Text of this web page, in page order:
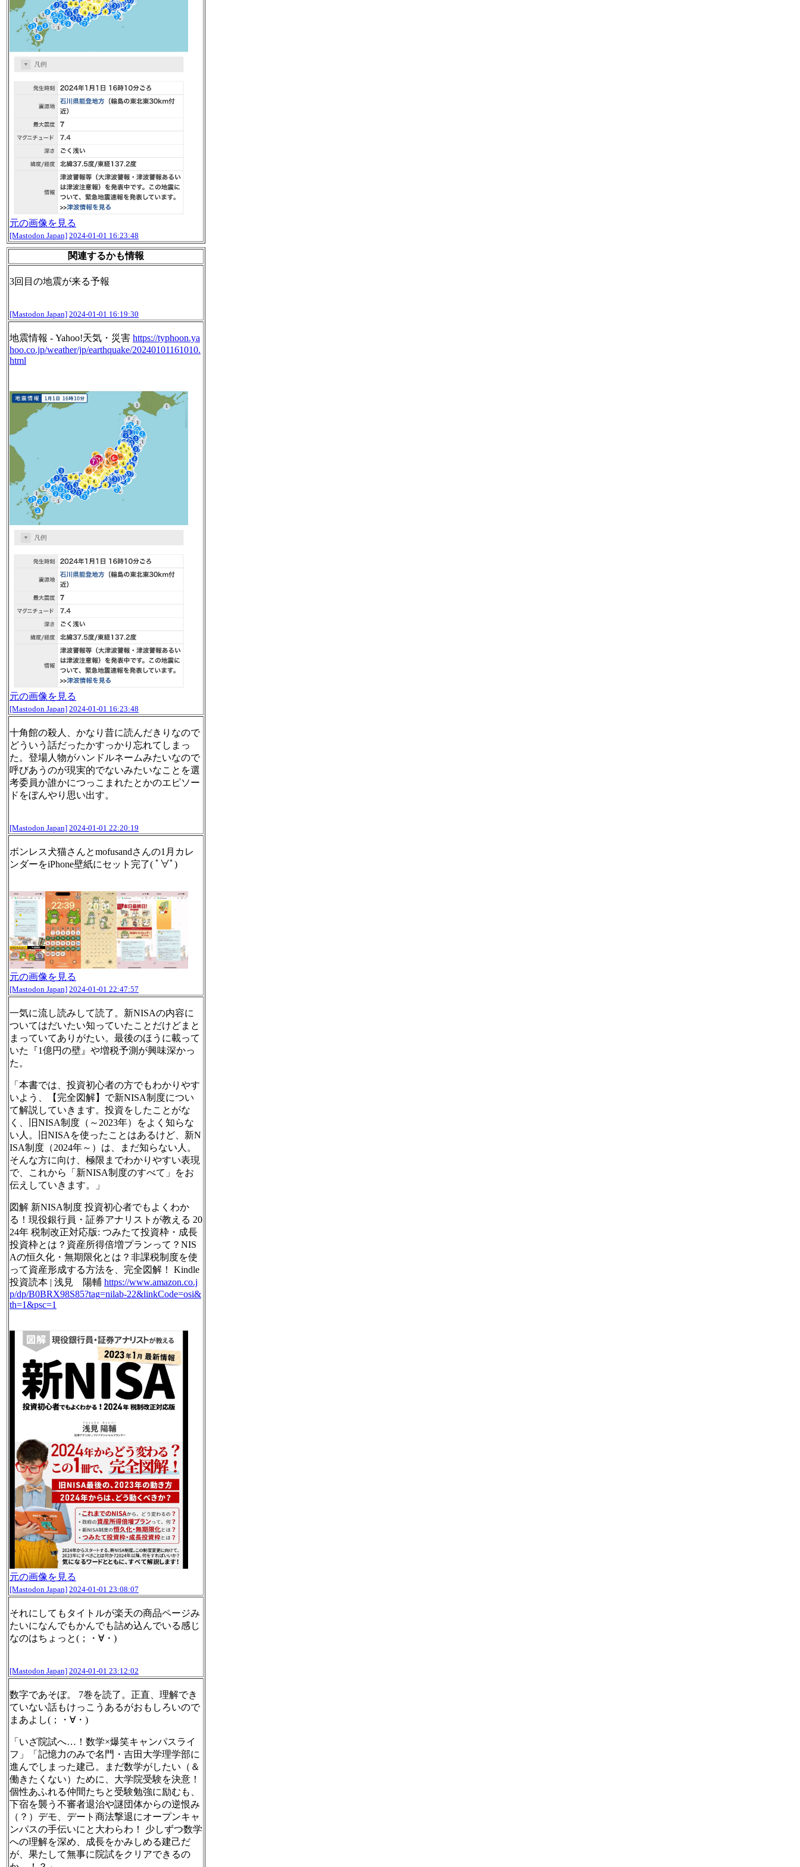
元の画像を見る
[Mastodon Japan] 2024-01-01 16:23:48
関連するかも情報
3回目の地震が来る予報
[Mastodon Japan] 2024-01-01 16:19:30
地震情報 - Yahoo!天気・災害 https://typhoon.ya
hoo.co.jp/weather/jp/earthquake/20240101161010.
html
元の画像を見る
[Mastodon Japan] 2024-01-01 16:23:48
十角館の殺人、かなり昔に読んだきりなので
どういう話だったかすっかり忘れてしまっ
た。登場人物がハンドルネームみたいなので
呼びあうのが現実的でないみたいなことを選
考委員か誰かにつっこまれたとかのエピソー
ドをぼんやり思い出す。
[Mastodon Japan] 2024-01-01 22:20:19
ボンレス犬猫さんとmofusandさんの1月カレ
ンダーをiPhone壁紙にセット完了( ﾟ∀ﾟ)
元の画像を見る
[Mastodon Japan] 2024-01-01 22:47:57
一気に流し読みして読了。新NISAの内容に
ついてはだいたい知っていたことだけどまと
まっていてありがたい。最後のほうに載って
いた『1億円の壁』や増税予測が興味深かっ
た。
「本書では、投資初心者の方でもわかりやす
いよう、【完全図解】で新NISA制度につい
て解説していきます。投資をしたことがな
く、旧NISA制度（～2023年）をよく知らな
い人。旧NISAを使ったことはあるけど、新N
ISA制度（2024年～）は、まだ知らない人。
そんな方に向け、極限までわかりやすい表現
で、これから「新NISA制度のすべて」をお
伝えしていきます。」
図解 新NISA制度 投資初心者でもよくわか
る！現役銀行員・証券アナリストが教える 20
24年 税制改正対応版: つみたて投資枠・成長
投資枠とは？資産所得倍増プランって？NIS
Aの恒久化・無期限化とは？非課税制度を使
って資産形成する方法を、完全図解！ Kindle
投資読本 | 浅見 陽輔 https://www.amazon.co.j
p/dp/B0BRX98S85?tag=nilab-22&linkCode=osi&
th=1&psc=1
元の画像を見る
[Mastodon Japan] 2024-01-01 23:08:07
それにしてもタイトルが楽天の商品ページみ
たいになんでもかんでも詰め込んでいる感じ
なのはちょっと(；・∀・)
[Mastodon Japan] 2024-01-01 23:12:02
数字であそぼ。 7巻を読了。正直、理解でき
ていない話もけっこうあるがおもしろいので
まあよし(；・∀・)
「いざ院試へ…！数学×爆笑キャンパスライ
フ」「記憶力のみで名門・吉田大学理学部に
進んでしまった建己。まだ数学がしたい（＆
働きたくない）ために、大学院受験を決意！
個性あふれる仲間たちと受験勉強に励むも、
下宿を襲う不審者退治や謎団体からの逆恨み
（？）デモ、デート商法撃退にオープンキャ
ンパスの手伝いにと大わらわ！ 少しずつ数学
への理解を深め、成長をかみしめる建己だ
が、果たして無事に院試をクリアできるの